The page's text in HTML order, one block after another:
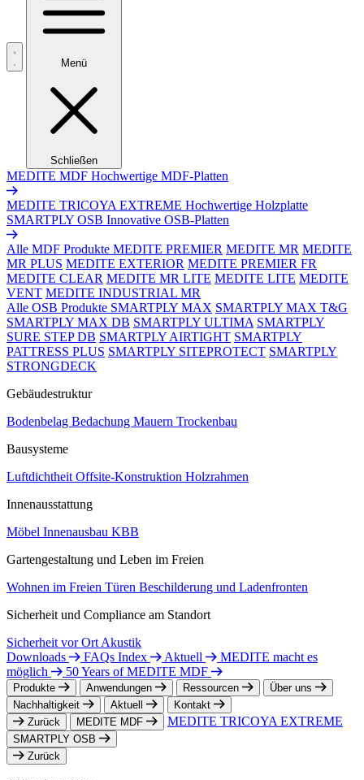
Menü
Schließen
MEDITE MDF Hochwertige MDF-Platten
MEDITE TRICOYA EXTREME Hochwertige Holzplatte
SMARTPLY OSB Innovative OSB-Platten
Alle MDF Produkte MEDITE PREMIER MEDITE MR MEDITE
MR PLUS MEDITE EXTERIOR MEDITE PREMIER FR
MEDITE CLEAR MEDITE MR LITE MEDITE LITE MEDITE
VENT MEDITE INDUSTRIAL MR
Alle OSB Produkte SMARTPLY MAX SMARTPLY MAX T&G
SMARTPLY MAX DB SMARTPLY ULTIMA SMARTPLY
SURE STEP DB SMARTPLY AIRTIGHT SMARTPLY
PATTRESS PLUS SMARTPLY SITEPROTECT SMARTPLY
STRONGDECK
Gebäudestruktur
Bodenbelag Bedachung Mauern Trockenbau
Bausysteme
Luftdichtheit Offsite-Konstruktion Holzrahmen
Innenausstattung
Möbel Innenausbau KBB
Gartengestaltung und Leben im Freien
Wohnen im Freien Türen Beschilderung und Ladenfronten
Sicherheit und Compliance am Standort
Sicherheit vor Ort Akustik
Downloads
FAQs Index Aktuell
MEDITE macht es
möglich
50 Years of MEDITE MDF
Produkte Anwendungen Ressourcen
Über uns
Nachhaltigkeit
Aktuell
Kontakt
Zurück
MEDITE MDF MEDITE TRICOYA EXTREME
SMARTPLY OSB
Zurück